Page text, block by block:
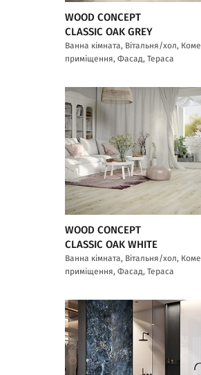
WOOD CONCEPT
CLASSIC OAK GREY
Ванна кімната, Вітальня/хол,
приміщення, Фасад, Тераса
WOOD CONCEPT
CLASSIC OAK WHITE
Ванна кімната, Вітальня/хол,
приміщення, Фасад, Тераса